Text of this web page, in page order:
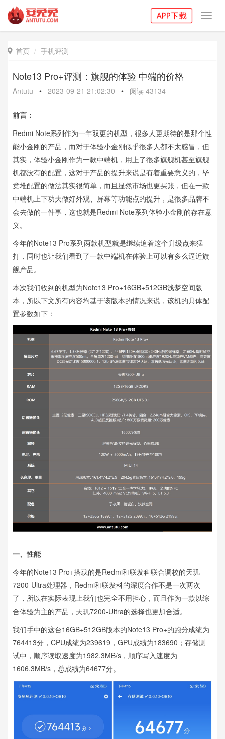
 首页 手机评测
Note13 Pro+评测：旗舰的体验 中端的价格
Antutu • 2023-09-21 21:02:30 • 阅读 43134
前言：
Redmi Note系列作为一年双更的机型，很多人更期待的是那个性
能小金刚的产品，而对于体验小金刚似乎很多人都不太感冒，但
其实，体验小金刚作为一款中端机，用上了很多旗舰机甚至旗舰
机都没有的配置，这对于产品的提升来说是有着重要意义的，毕
竟堆配置的做法其实很简单，而且显然市场也更买账，但在一款
中端机上下功夫做好外观、屏幕等功能点的提升，是很多品牌不
会去做的一件事，这也就是Redmi Note系列体验小金刚的存在意
义。
今年的Note13 Pro系列两款机型就是继续追着这个升级点来猛
打，同时也让我们看到了一款中端机在体验上可以有多么逼近旗
舰产品。
本次我们收到的机型为Note13 Pro+16GB+512GB浅梦空间版
本，所以下文所有内容均基于该版本的情况来说，该机的具体配
置参数如下：
一、性能
今年的Note13 Pro+搭载的是Redmi和联发科联合调校的天玑
7200-Ultra处理器，Redmi和联发科的深度合作不是一次两次
了，所以在实际表现上我们也完全不用担心，而且作为一款以综
合体验为主的产品，天玑7200-Ultra的选择也更加合适。
我们手中的这台16GB+512GB版本的Note13 Pro+的跑分成绩为
764413分，CPU成绩为239619，GPU成绩为183690；存储测
试中，顺序读取速度为1982.3MB/s，顺序写入速度为
1606.3MB/s，总成绩为64677分。